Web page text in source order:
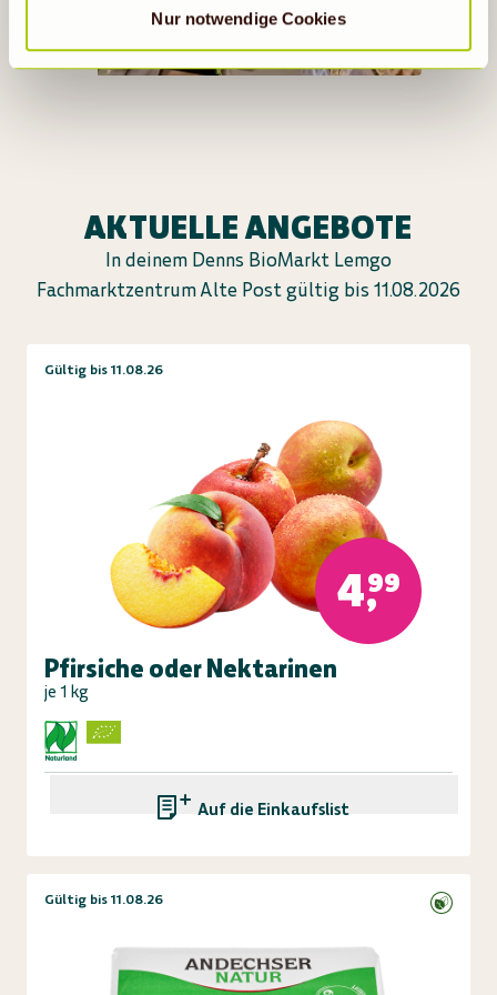
Nur notwendige Cookies
Zur App
AKTUELLE ANGEBOTE
In deinem Denns BioMarkt Lemgo
Fachmarktzentrum Alte Post gültig bis 11.08.2026
Gültig bis 11.08.26
4,99
Pfirsiche oder Nektarinen
je 1 kg
Auf die Einkaufsliste
Gültig bis 11.08.26